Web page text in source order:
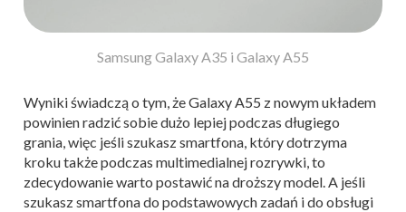
Samsung Galaxy A35 i Galaxy A55
Wyniki świadczą o tym, że Galaxy A55 z nowym układem
powinien radzić sobie dużo lepiej podczas długiego
grania, więc jeśli szukasz smartfona, który dotrzyma
kroku także podczas multimedialnej rozrywki, to
zdecydowanie warto postawić na droższy model. A jeśli
szukasz smartfona do podstawowych zadań i do obsługi